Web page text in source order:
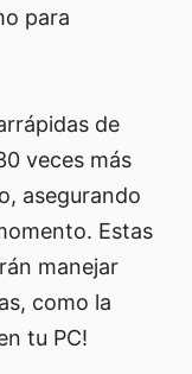
para
de
veces más
asegurando
Estas
manejar
como la
tu PC!